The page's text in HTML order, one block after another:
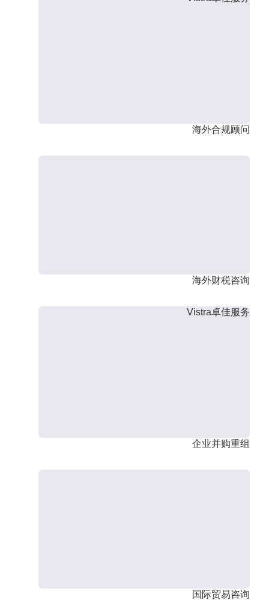
海外合规顾问
海外财税咨询
Vistra卓佳服务
企业并购重组
国际贸易咨询